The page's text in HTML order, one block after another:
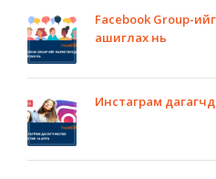
Facebook Group-ийг
ашиглах нь
Инстаграм